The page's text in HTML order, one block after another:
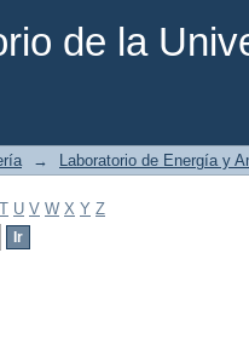
de la
→ Laboratorio de Energía y
T U V W X Y Z